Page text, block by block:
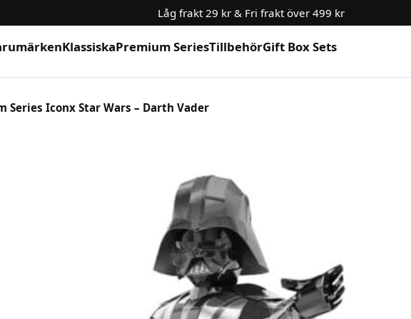
Låg frakt 29 kr & Fri frakt över 499 kr
KlassiskaPremium SeriesTillbehörGift Box Sets
Series Iconx Star Wars – Darth Vader